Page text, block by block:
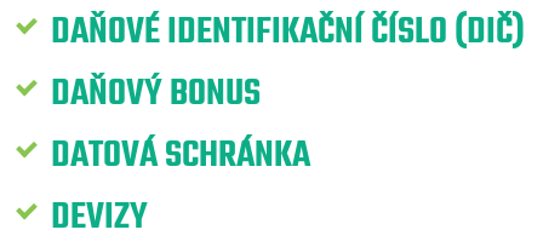
DAŇOVÉ IDENTIFIKAČNÍ ČÍSLO (DIČ)
DAŇOVÝ BONUS
DATOVÁ SCHRÁNKA
DEVIZY